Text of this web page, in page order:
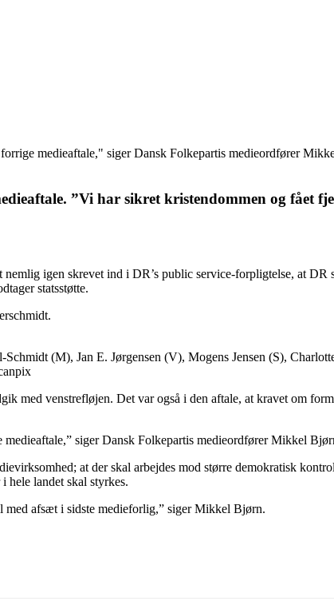
medieaftale," siger Dansk Folkepartis medieordfører
”Vi har sikret kristendommen og fået
igen skrevet ind i DR’s public service-forpligtelse, at
statsstøtte.
Schmidt (M), Jan E. Jørgensen (V), Mogens Jensen (S),
med venstrefløjen. Det var også i den aftale, at kravet om
siger Dansk Folkepartis medieordfører Mikkel
at der skal arbejdes mod større demokratisk
hele landet skal styrkes.
med afsæt i sidste medieforlig,” siger Mikkel Bjørn.